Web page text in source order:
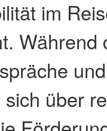
im
Während
über